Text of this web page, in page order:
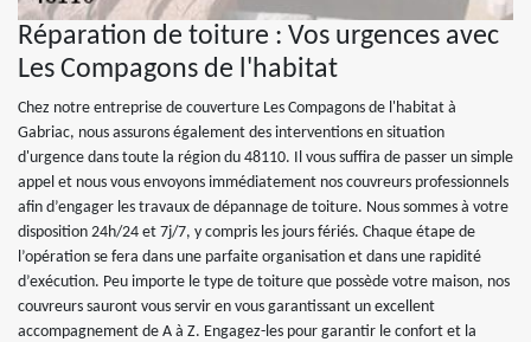
Réparation de toiture : Vos urgences avec
Les Compagons de l'habitat
Chez notre entreprise de couverture Les Compagons de l'habitat à
Gabriac, nous assurons également des interventions en situation
d'urgence dans toute la région du 48110. Il vous suffira de passer un simple
appel et nous vous envoyons immédiatement nos couvreurs professionnels
afin d’engager les travaux de dépannage de toiture. Nous sommes à votre
disposition 24h/24 et 7j/7, y compris les jours fériés. Chaque étape de
l’opération se fera dans une parfaite organisation et dans une rapidité
d’exécution. Peu importe le type de toiture que possède votre maison, nos
couvreurs sauront vous servir en vous garantissant un excellent
accompagnement de A à Z. Engagez-les pour garantir le confort et la